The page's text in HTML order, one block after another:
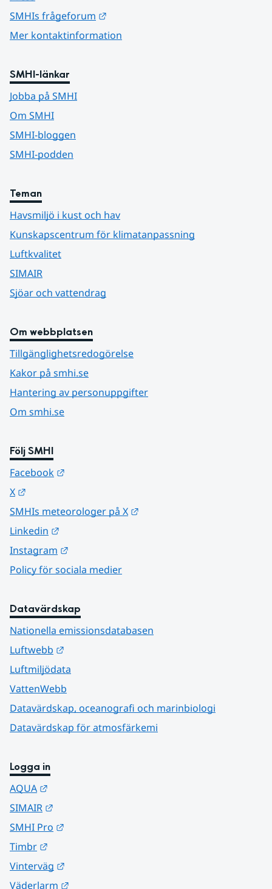
SMHIs frågeforum
Mer kontaktinformation
SMHI-länkar
Jobba på SMHI
Om SMHI
SMHI-bloggen
SMHI-podden
Teman
Havsmiljö i kust och hav
Kunskapscentrum för klimatanpassning
Luftkvalitet
SIMAIR
Sjöar och vattendrag
Om webbplatsen
Tillgänglighetsredogörelse
Kakor på smhi.se
Hantering av personuppgifter
Om smhi.se
Följ SMHI
Facebook
X
SMHIs meteorologer på X
Linkedin
Instagram
Policy för sociala medier
Datavärdskap
Nationella emissionsdatabasen
Luftwebb
Luftmiljödata
VattenWebb
Datavärdskap, oceanografi och marinbiologi
Datavärdskap för atmosfärkemi
Logga in
AQUA
SIMAIR
SMHI Pro
Timbr
Vinterväg
Väderlarm